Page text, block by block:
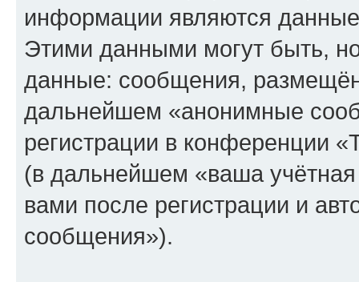
информации являются
Этими данными могут быть,
данные: сообщения,
дальнейшем «анонимные
регистрации в конференции
(в дальнейшем «ваша
вами после регистрации и
сообщения»).